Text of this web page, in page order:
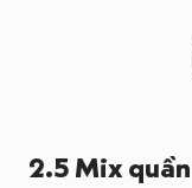
2.5 Mix